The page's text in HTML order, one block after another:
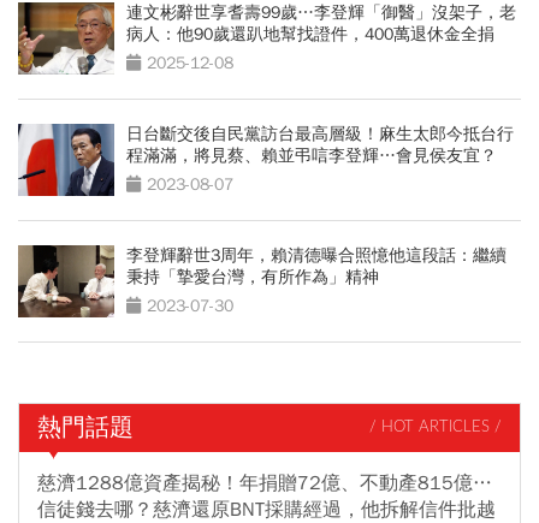
連文彬辭世享耆壽99歲…李登輝「御醫」沒架子，老
病人：他90歲還趴地幫找證件，400萬退休金全捐
2025-12-08
日台斷交後自民黨訪台最高層級！麻生太郎今抵台行
程滿滿，將見蔡、賴並弔唁李登輝…會見侯友宜？
2023-08-07
李登輝辭世3周年，賴清德曝合照憶他這段話：繼續
秉持「摯愛台灣，有所作為」精神
2023-07-30
熱門話題 / HOT ARTICLES /
慈濟1288億資產揭秘！年捐贈72億、不動產815億…
信徒錢去哪？慈濟還原BNT採購經過，他拆解信件批越